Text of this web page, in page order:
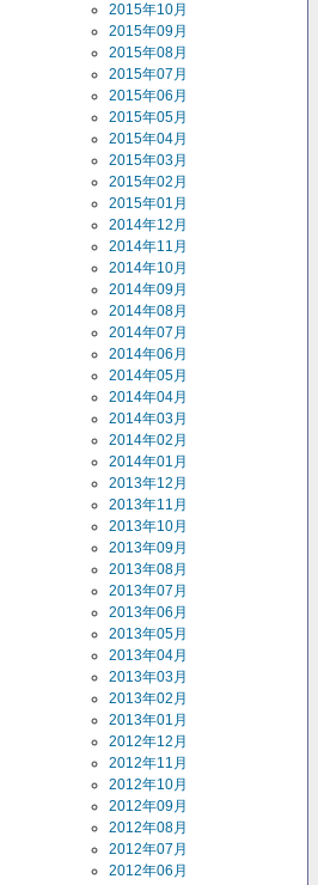
2015年10月
2015年09月
2015年08月
2015年07月
2015年06月
2015年05月
2015年04月
2015年03月
2015年02月
2015年01月
2014年12月
2014年11月
2014年10月
2014年09月
2014年08月
2014年07月
2014年06月
2014年05月
2014年04月
2014年03月
2014年02月
2014年01月
2013年12月
2013年11月
2013年10月
2013年09月
2013年08月
2013年07月
2013年06月
2013年05月
2013年04月
2013年03月
2013年02月
2013年01月
2012年12月
2012年11月
2012年10月
2012年09月
2012年08月
2012年07月
2012年06月